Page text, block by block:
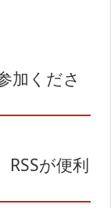
加くださ
が便利